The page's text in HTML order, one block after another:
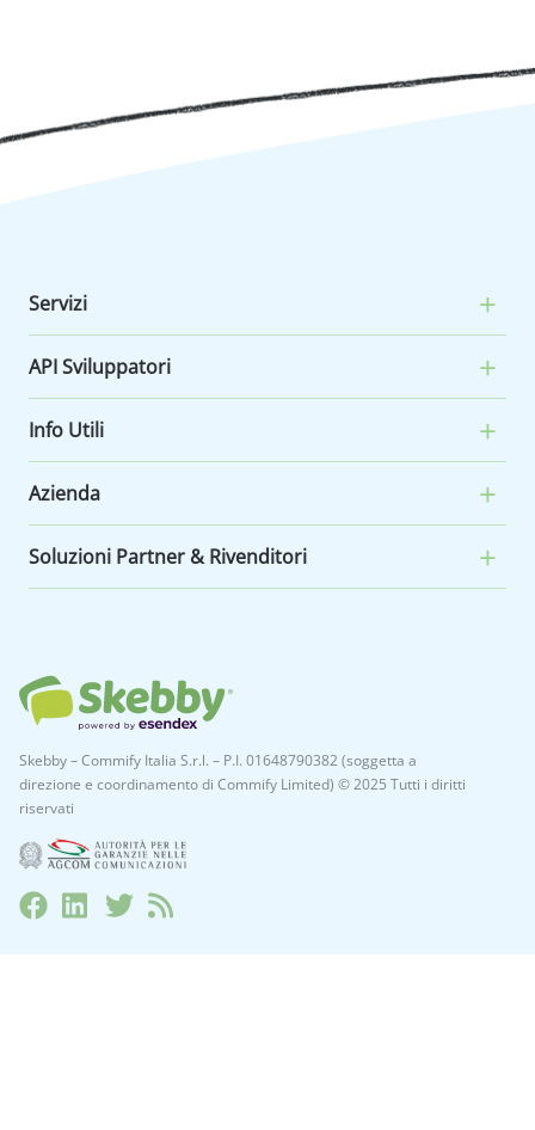
Servizi
API Sviluppatori
Info Utili
Azienda
Soluzioni Partner & Rivenditori
Skebby – Commify Italia S.r.l. – P.I. 01648790382 (soggetta a
direzione e coordinamento di Commify Limited) © 2025 Tutti i diritti
riservati